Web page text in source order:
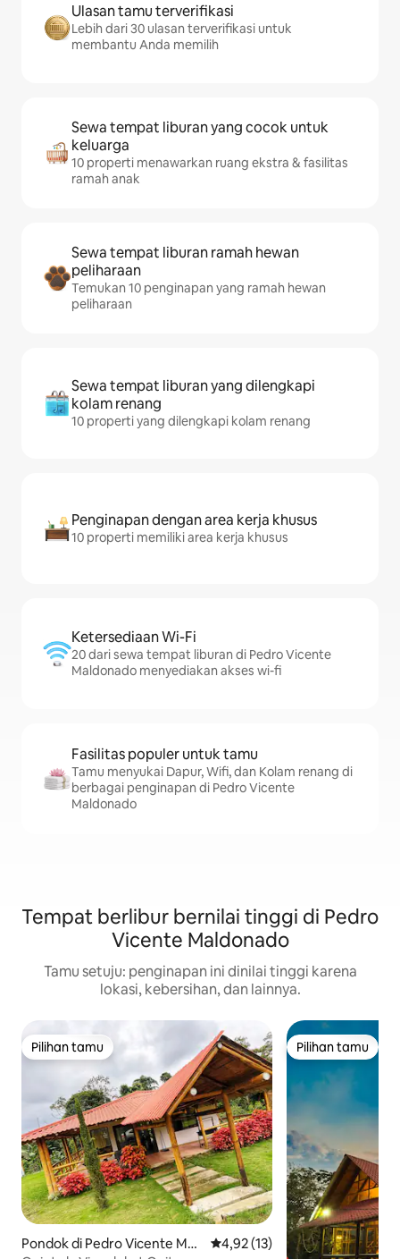
Ulasan tamu terverifikasi
Lebih dari 30 ulasan terverifikasi untuk
membantu Anda memilih
Sewa tempat liburan yang cocok untuk
keluarga
10 properti menawarkan ruang ekstra & fasilitas
ramah anak
Sewa tempat liburan ramah hewan
peliharaan
Temukan 10 penginapan yang ramah hewan
peliharaan
Sewa tempat liburan yang dilengkapi
kolam renang
10 properti yang dilengkapi kolam renang
Penginapan dengan area kerja khusus
10 properti memiliki area kerja khusus
Ketersediaan Wi-Fi
20 dari sewa tempat liburan di Pedro Vicente
Maldonado menyediakan akses wi-fi
Fasilitas populer untuk tamu
Tamu menyukai Dapur, Wifi, dan Kolam renang di
berbagai penginapan di Pedro Vicente
Maldonado
Tempat berlibur bernilai tinggi di Pedro
Vicente Maldonado
Tamu setuju: penginapan ini dinilai tinggi karena
lokasi, kebersihan, dan lainnya.
Pilihan tamu
Pilihan tamu
Pondok di Pedro Vicente Mal
Nilai rata-rata 4,92 dari 5, 13
4,92 (13)
Pilihan tamu
Pilihan tamu